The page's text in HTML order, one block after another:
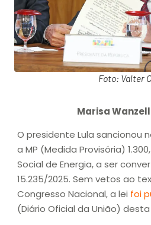
Foto: Valter
Marisa
O presidente Lula sancionou
a MP (Medida Provisória)
Social de Energia, a ser
15.235/2025. Sem vetos ao
Congresso Nacional, a lei foi
(Diário Oficial da União)